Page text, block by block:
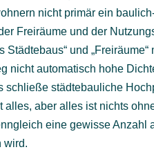
nicht primär ein
Freiräume und der
und „Freiräume“
nicht automatisch hohe
schließe städtebauliche
alles, aber alles ist nichts
eine gewisse Anzahl
wird.